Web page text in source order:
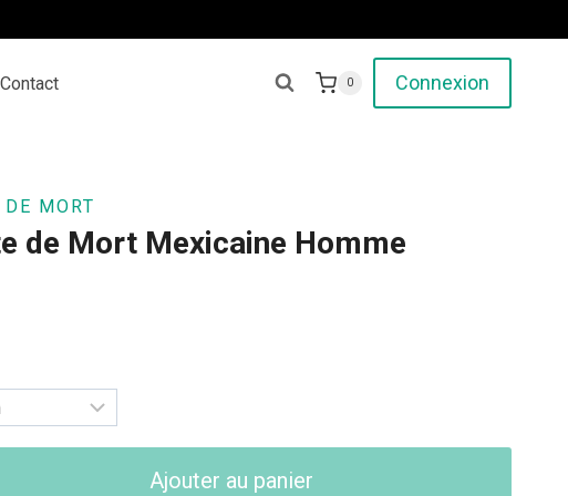
Contact 0 Connexion
MORT
de Mort Mexicaine Homme
Ajouter au panier